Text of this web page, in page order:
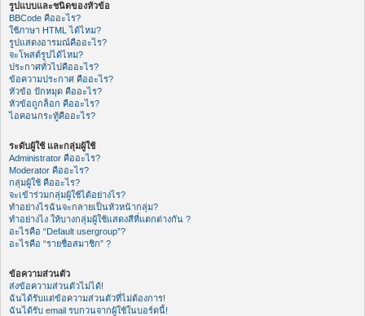
รูปแบบและชนิดของหัวข้อ
BBCode คืออะไร?
ใช้ภาษา HTML ได้ไหม?
รูปแสดงอารมณ์คืออะไร?
จะโพสต์รูปได้ไหม?
ประกาศทั่วไปคืออะไร?
ข้อความประกาศ คืออะไร?
หัวข้อ ปักหมุด คืออะไร?
หัวข้อถูกล็อก คืออะไร?
ไอคอนกระทู้คืออะไร?
ระดับผู้ใช้ และกลุ่มผู้ใช้
Administrator คืออะไร?
Moderator คืออะไร?
กลุ่มผู้ใช้ คืออะไร?
จะเข้าร่วมกลุ่มผู้ใช้ได้อย่างไร?
ทำอย่างไรฉันจะกลายเป็นหัวหน้ากลุ่ม?
ทำอย่างไง ให้บางกลุ่มผู้ใช้แสดงสีที่แตกต่างกัน ?
อะไรคือ “Default usergroup”?
อะไรคือ “รายชื่อสมาชิก” ?
ข้อความส่วนตัว
ส่งข้อความส่วนตัวไม่ได้!
ฉันได้รับแต่ข้อความส่วนตัวที่ไม่ต้องการ!
ฉันได้รับ email รบกวนจากผู้ใช้ในบอร์ดนี้!